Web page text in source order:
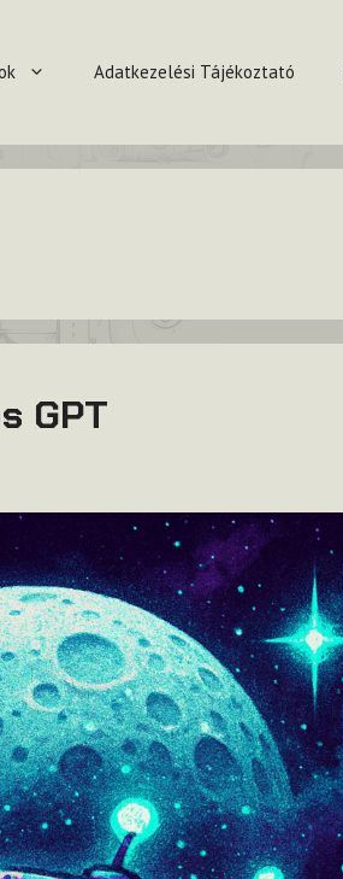
Adatkezelési Tájékoztató
GPT